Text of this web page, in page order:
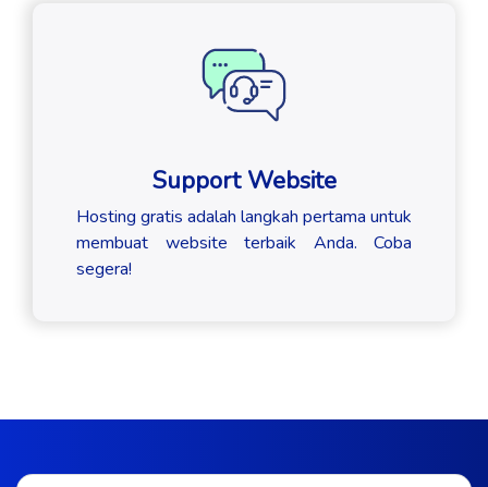
Support Website
Hosting gratis adalah langkah pertama untuk
membuat website terbaik Anda. Coba
segera!